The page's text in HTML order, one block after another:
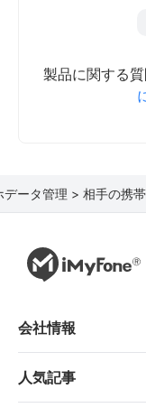
製品に関する
データ管理 > 相手の携
会社情報
人気記事